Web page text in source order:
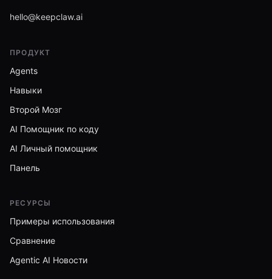
hello@keepclaw.ai
ПРОДУКТ
Agents
Навыки
Второй Мозг
AI Помощник по коду
AI Личный помощник
Панель
РЕСУРСЫ
Примеры использования
Сравнение
Agentic AI Новости